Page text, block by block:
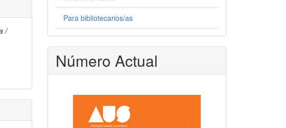
/
Para bibliotecarios/as
Número Actual